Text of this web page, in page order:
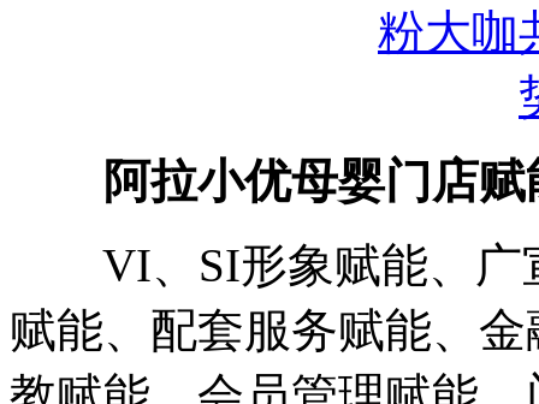
阿拉小优母婴门店赋
VI、SI形象赋能、广
赋能、配套服务赋能、